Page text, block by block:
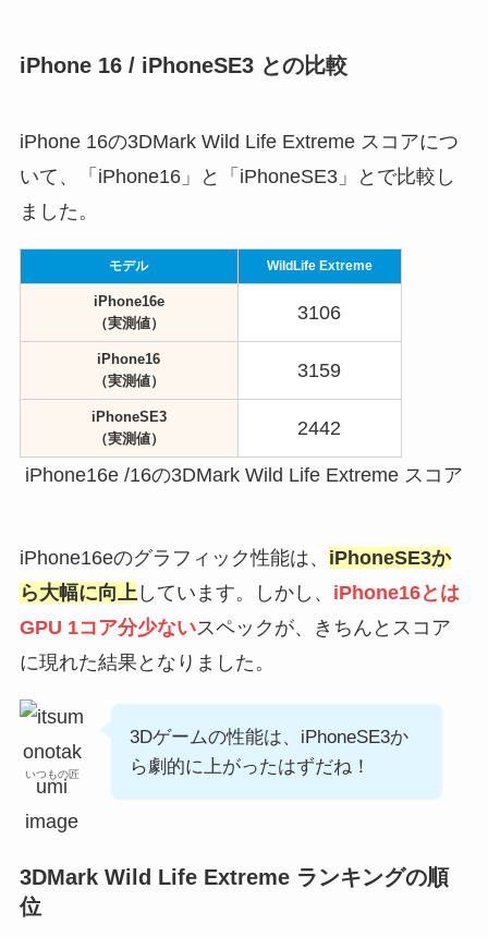
iPhone 16 / iPhoneSE3 との比較
iPhone 16の3DMark Wild Life Extreme スコアにつ
いて、「iPhone16」と「iPhoneSE3」とで比較し
ました。
モデル WildLife Extreme
iPhone16e
（実測値）
3106
iPhone16
（実測値）
3159
iPhoneSE3
（実測値）
2442
iPhone16e /16の3DMark Wild Life Extreme スコア
iPhone16eのグラフィック性能は、 iPhoneSE3か
ら大幅に向上しています。しかし、 iPhone16とは
GPU 1コア分少ないスペックが、きちんとスコア
に現れた結果となりました。
いつもの匠
3Dゲームの性能は、iPhoneSE3か
ら劇的に上がったはずだね！
3DMark Wild Life Extreme ランキングの順
位